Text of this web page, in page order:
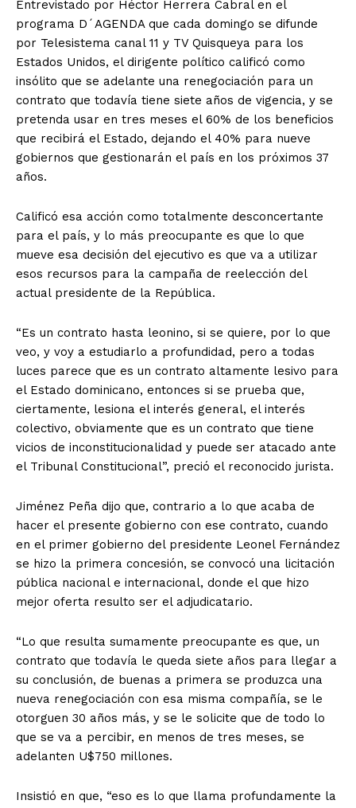
Entrevistado por Héctor Herrera Cabral en el
programa D´AGENDA que cada domingo se difunde
por Telesistema canal 11 y TV Quisqueya para los
Estados Unidos, el dirigente político calificó como
insólito que se adelante una renegociación para un
contrato que todavía tiene siete años de vigencia, y se
pretenda usar en tres meses el 60% de los beneficios
que recibirá el Estado, dejando el 40% para nueve
gobiernos que gestionarán el país en los próximos 37
años.
Calificó esa acción como totalmente desconcertante
para el país, y lo más preocupante es que lo que
mueve esa decisión del ejecutivo es que va a utilizar
esos recursos para la campaña de reelección del
actual presidente de la República.
“Es un contrato hasta leonino, si se quiere, por lo que
veo, y voy a estudiarlo a profundidad, pero a todas
luces parece que es un contrato altamente lesivo para
el Estado dominicano, entonces si se prueba que,
ciertamente, lesiona el interés general, el interés
colectivo, obviamente que es un contrato que tiene
vicios de inconstitucionalidad y puede ser atacado ante
el Tribunal Constitucional”, preció el reconocido jurista.
Jiménez Peña dijo que, contrario a lo que acaba de
hacer el presente gobierno con ese contrato, cuando
en el primer gobierno del presidente Leonel Fernández
se hizo la primera concesión, se convocó una licitación
pública nacional e internacional, donde el que hizo
mejor oferta resulto ser el adjudicatario.
“Lo que resulta sumamente preocupante es que, un
contrato que todavía le queda siete años para llegar a
su conclusión, de buenas a primera se produzca una
nueva renegociación con esa misma compañía, se le
otorguen 30 años más, y se le solicite que de todo lo
que se va a percibir, en menos de tres meses, se
adelanten U$750 millones.
Insistió en que, “eso es lo que llama profundamente la